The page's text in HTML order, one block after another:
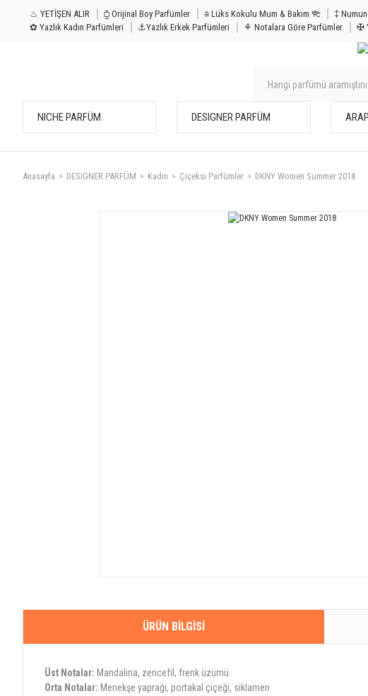
♨ YETİŞEN ALIR ⧮ Orijinal Boy Parfümler ⩭ Lüks Kokulu Mum & Bakım 𐦝 ‡
✿ Yazlık Kadın Parfümleri
⚓Yazlık Erkek Parfümleri ⚘ Notalara Göre Parfümler ✠
NICHE PARFÜM DESIGNER PARFÜM
Anasayfa DESIGNER PARFÜM Kadın Çiçeksi Parfümler DKNY Women Summer 2018
ÜRÜN BILGISI
Üst Notalar: Mandalina, zencefil, frenk üzümü
Orta Notalar: Menekşe yaprağı, portakal çiçeği, siklamen